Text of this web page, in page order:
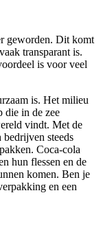
geworden. Dit komt
transparant is.
is voor veel
is. Het milieu
die in de zee
vindt. Met de
bedrijven steeds
Coca-cola
hun flessen en de
komen. Ben je
en een